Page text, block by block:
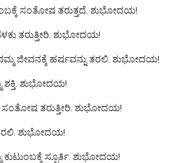
ಸಂತೋಷ ತರುತ್ತದೆ. ಶುಭೋದಯ!
ತರುತ್ತೀರಿ. ಶುಭೋದಯ!
ಜೀವನಕ್ಕೆ ಹರ್ಷವನ್ನು ತರಲಿ. ಶುಭೋದಯ!
ಶಕ್ತಿ. ಶುಭೋದಯ!
ಸಂತೋಷ ತರುತ್ತೀರಿ. ಶುಭೋದಯ!
ಶುಭೋದಯ!
ಸ್ಫೂರ್ತಿ. ಶುಭೋದಯ!